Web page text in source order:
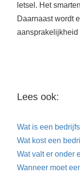
letsel. Het
Daarnaast wordt
aansprakelijkheid
Lees ook:
Wat is een
Wat kost een
Wat valt er onder
Wanneer moet